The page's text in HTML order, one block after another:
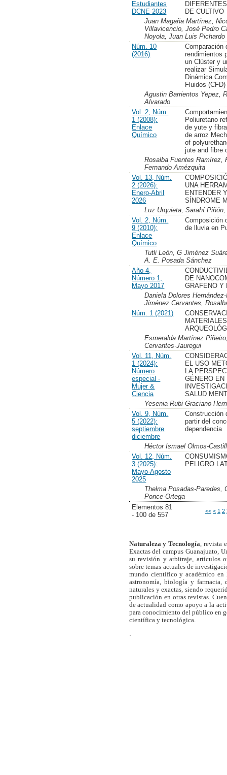
Estudiantes
DCNE 2023
DE CULTIVO
Juan Magaña Martínez,
Villavicencio, José Pedro
Noyola, Juan Luis
Núm. 10
(2016)
Comparación
rendimientos
un Clúster y
realizar
Dinámica
Fluidos (CFD)
Agustin Barrientos Yepez,
Alvarado
Vol. 2, Núm.
1 (2008):
Enlace
Químico
Poliuretano
de yute y
de arroz
of
jute and fibre
Rosalba Fuentes Ramírez,
Fernando Amézquita
Vol. 13, Núm.
2 (2026):
Enero-Abril
2026
UNA
ENTENDER
SÍNDROME
Luz Urquieta, Sarahí
Vol. 2, Núm.
9 (2010):
Enlace
Químico
Composición
de lluvia en
Tutli León, G Jiménez
A. E. Posada Sánchez
Año 4,
Número 1,
Mayo 2017
DE
GRAFENO Y
Daniela Dolores
Jiménez Cervantes,
Núm. 1 (2021)
Esmeralda Martínez
Cervantes-Jauregui
Vol. 11, Núm.
1 (2024):
Número
especial -
Mujer &
Ciencia
EL USO
LA
GÉNERO EN
SALUD
Yesenia Rubi Graciano
Vol. 9, Núm.
5 (2022):
septiembre
diciembre
Construcción
partir del
dependencia
Héctor Ismael Olmos-
Vol. 12, Núm.
3 (2025):
Mayo-Agosto
2025
PELIGRO
Thelma Posadas-Paredes,
Ponce-Ortega
Elementos 81
- 100 de 557
<< < 1 2
Naturaleza y Tecnología, revista
Exactas del campus Guanajuato,
su revisión y arbitraje, artículos
sobre temas actuales de
mundo científico y académico en
astronomía, biología y farmacia,
naturales y exactas, siendo
publicación en otras revistas.
de actualidad como apoyo a la
para conocimiento del público en
científica y tecnológica.
.